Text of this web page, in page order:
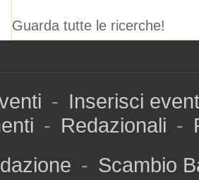
Guarda tutte le ricerche!
- Inserisci
- Redazionali -
- Scambio